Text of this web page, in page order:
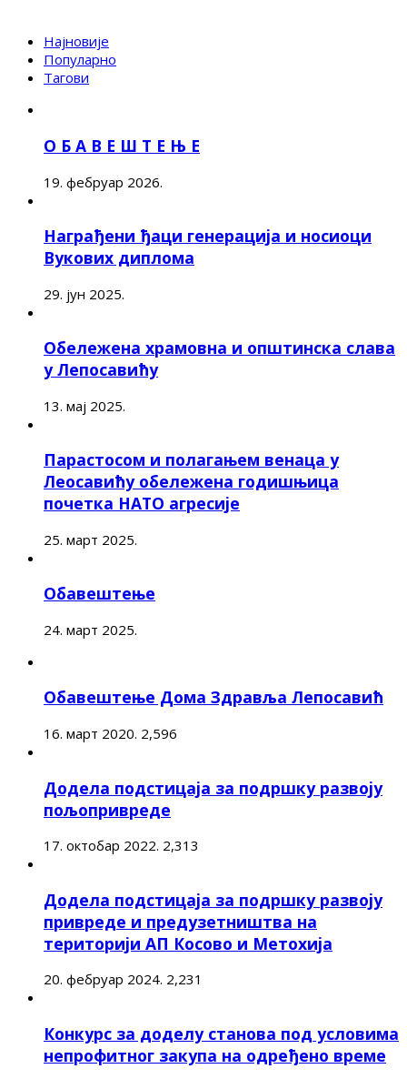
Најновије
Популарно
Тагови
О Б А В Е Ш Т Е Њ Е
19. фебруар 2026.
Награђени ђаци генерација и носиоци
Вукових диплома
29. јун 2025.
Обележена храмовна и општинска слава
у Лепосавићу
13. мај 2025.
Парастосом и полагањем венаца у
Леосавићу обележена годишњица
почетка НАТО агресије
25. март 2025.
Обавештење
24. март 2025.
Обавештење Дома Здравља Лепосавић
16. март 2020. 2,596
Додела подстицаја за подршку развоју
пољопривреде
17. октобар 2022. 2,313
Додела подстицаја за подршку развоју
привреде и предузетништва на
територији АП Косово и Метохија
20. фебруар 2024. 2,231
Конкурс за доделу станова под условима
непрофитног закупа на одређено време